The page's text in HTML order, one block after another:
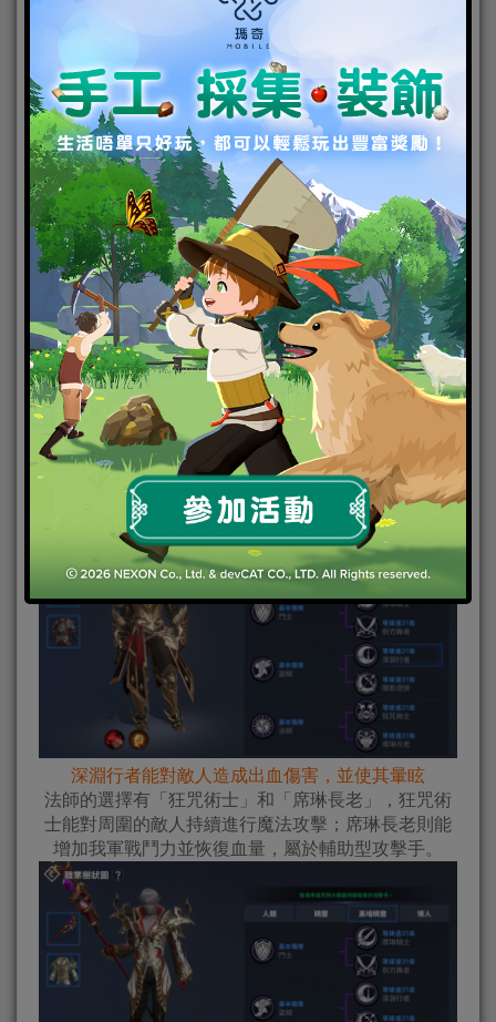
黑暗精靈負責主要輸出，擁有高攻擊力
擔任鬥士可選擇成為「席琳騎士」或「劍刃舞者」，
席琳騎士能吸收敵人血量，並藉此恢復自身血量，屬
於攻擊型坦克；劍刃舞者特色為強大的近距離攻擊，
屬於傷害攻擊手。
席琳騎士屬於能和敵人換血的攻擊型坦克
盜賊能轉職為「深淵行者」和「闇影遊俠」，深淵行
者能持匕首快速攻擊，並累積出血傷害；闇影遊俠則
屬於攻速較低的狙擊手，但能以高攻擊力壓制敵方。
深淵行者能對敵人造成出血傷害，並使其暈眩
法師的選擇有「狂咒術士」和「席琳長老」，狂咒術
士能對周圍的敵人持續進行魔法攻擊；席琳長老則能
增加我軍戰鬥力並恢復血量，屬於輔助型攻擊手。